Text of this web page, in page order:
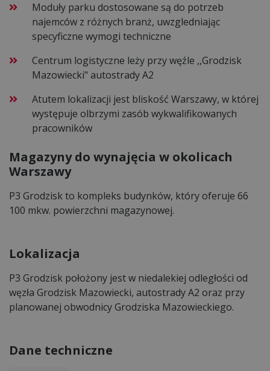
Moduły parku dostosowane są do potrzeb
najemców z różnych branż, uwzgledniając
specyficzne wymogi techniczne
Centrum logistyczne leży przy węźle ,,Grodzisk
Mazowiecki" autostrady A2
Atutem lokalizacji jest bliskość Warszawy, w której
występuje olbrzymi zasób wykwalifikowanych
pracowników
Magazyny do wynajęcia w okolicach
Warszawy
P3 Grodzisk to kompleks budynków, który oferuje 66
100 mkw. powierzchni magazynowej.
Lokalizacja
P3 Grodzisk położony jest w niedalekiej odległości od
węzła Grodzisk Mazowiecki, autostrady A2 oraz przy
planowanej obwodnicy Grodziska Mazowieckiego.
Dane techniczne